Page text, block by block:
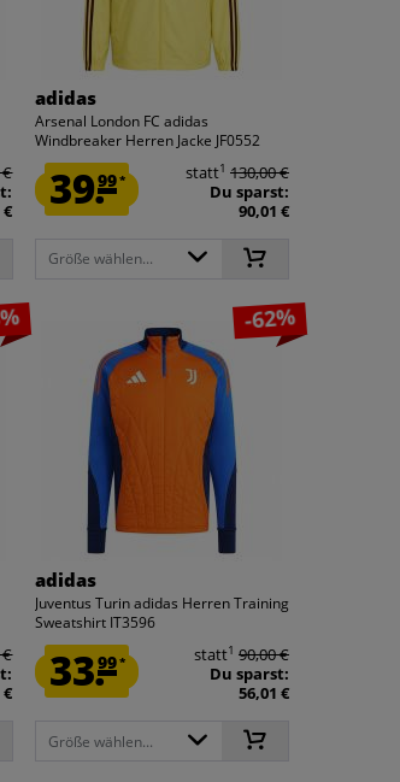
€
€
adidas
Arsenal London FC adidas
Windbreaker Herren Jacke JF0552
39.99* statt1 130,00 €
Du sparst:
90,01 €
Größe wählen...
€
€
-62%
adidas
Juventus Turin adidas Herren Training
Sweatshirt IT3596
33.99* statt1 90,00 €
Du sparst:
56,01 €
Größe wählen...